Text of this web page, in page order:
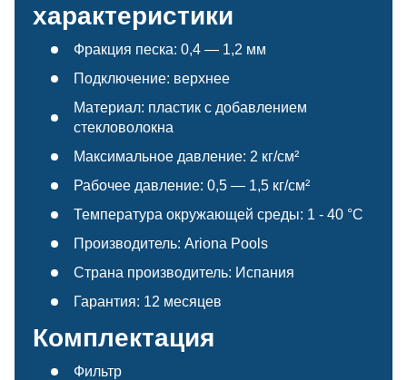
характеристики
Фракция песка: 0,4 — 1,2 мм
Подключение: верхнее
Материал: пластик с добавлением
стекловолокна
Максимальное давление: 2 кг/см²
Рабочее давление: 0,5 — 1,5 кг/см²
Температура окружающей среды: 1 - 40 °С
Производитель: Ariona Pools
Страна производитель: Испания
Гарантия: 12 месяцев
Комплектация
Фильтр